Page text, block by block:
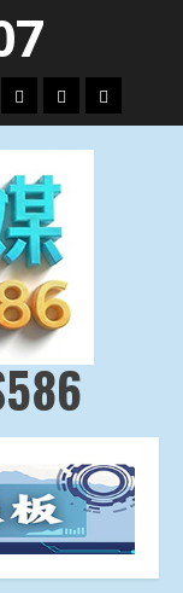
國
際
運
動
生
活